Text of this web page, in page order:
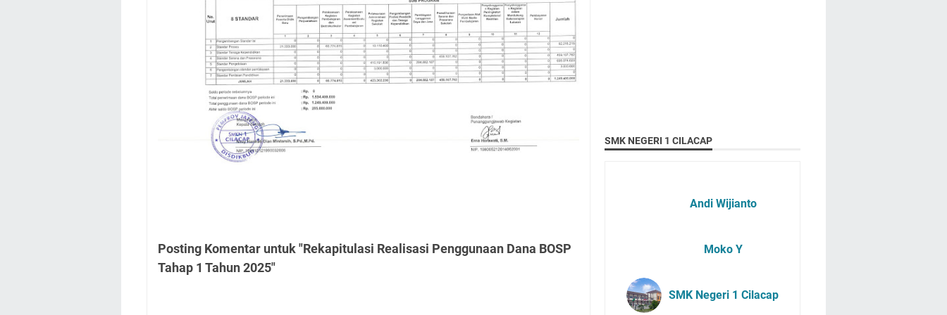
Posting Komentar untuk "Rekapitulasi Realisasi Penggunaan Dana BOSP
Tahap 1 Tahun 2025"
SMK NEGERI 1 CILACAP
Andi Wijianto
Moko Y
SMK Negeri 1 Cilacap